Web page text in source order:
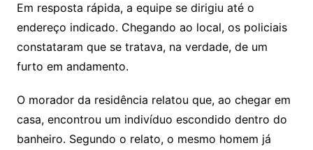
Em resposta rápida, a equipe se dirigiu até o
endereço indicado. Chegando ao local, os policiais
constataram que se tratava, na verdade, de um
furto em andamento.
O morador da residência relatou que, ao chegar em
casa, encontrou um indivíduo escondido dentro do
banheiro. Segundo o relato, o mesmo homem já